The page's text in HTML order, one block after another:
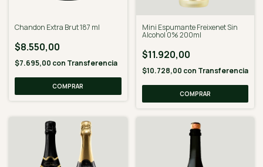
Chandon Extra Brut 187 ml
$8.550,00
$7.695,00 con Transferencia
Mini Espumante Freixenet Sin
Alcohol 0% 200ml
$11.920,00
$10.728,00 con Transferencia